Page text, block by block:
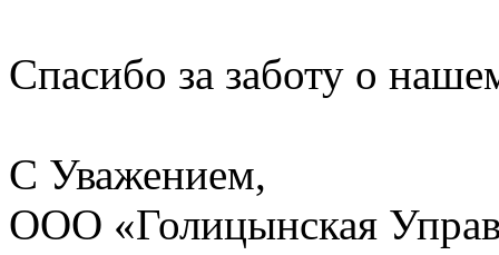
Спасибо за заботу о
С Уважением,
ООО «Голицынская